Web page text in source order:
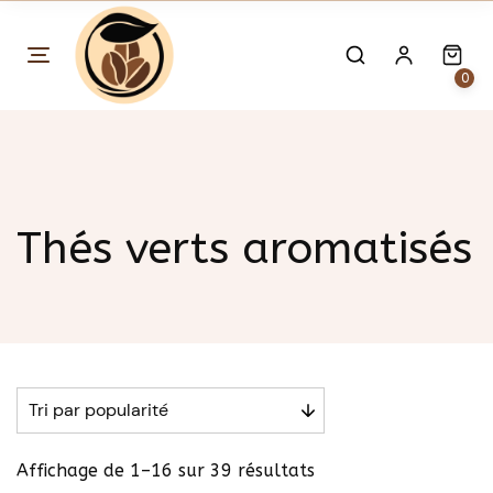
content
0
Thés verts aromatisés
Affichage de 1–16 sur 39 résultats